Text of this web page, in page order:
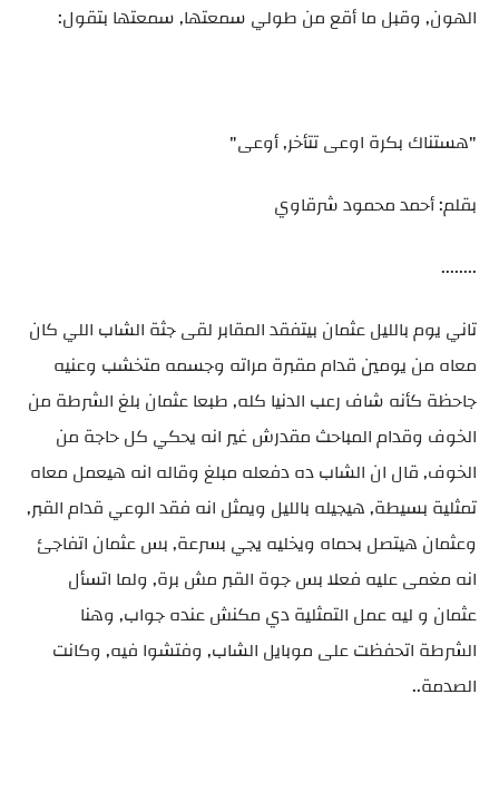
الهون, وقبل ما أقع من طولي سمعتها, سمعتها بتقول:
"هستناك بكرة اوعى تتأخر, أوعى"
بقلم: أحمد محمود شرقاوي
........
تاني يوم بالليل عثمان بيتفقد المقابر لقى جثة الشاب اللي كان
معاه من يومين قدام مقبرة مراته وجسمه متخشب وعنيه
جاحظة كأنه شاف رعب الدنيا كله, طبعا عثمان بلغ الشرطة من
الخوف وقدام المباحث مقدرش غير انه يحكي كل حاجة من
الخوف, قال ان الشاب ده دفعله مبلغ وقاله انه هيعمل معاه
تمثلية بسيطة, هيجيله بالليل ويمثل انه فقد الوعي قدام القبر,
وعثمان هيتصل بحماه ويخليه يجي بسرعة, بس عثمان اتفاجئ
انه مغمى عليه فعلا بس جوة القبر مش برة, ولما اتسأل
عثمان و ليه عمل التمثلية دي مكنش عنده جواب, وهنا
الشرطة اتحفظت على موبايل الشاب, وفتشوا فيه, وكانت
الصدمة..